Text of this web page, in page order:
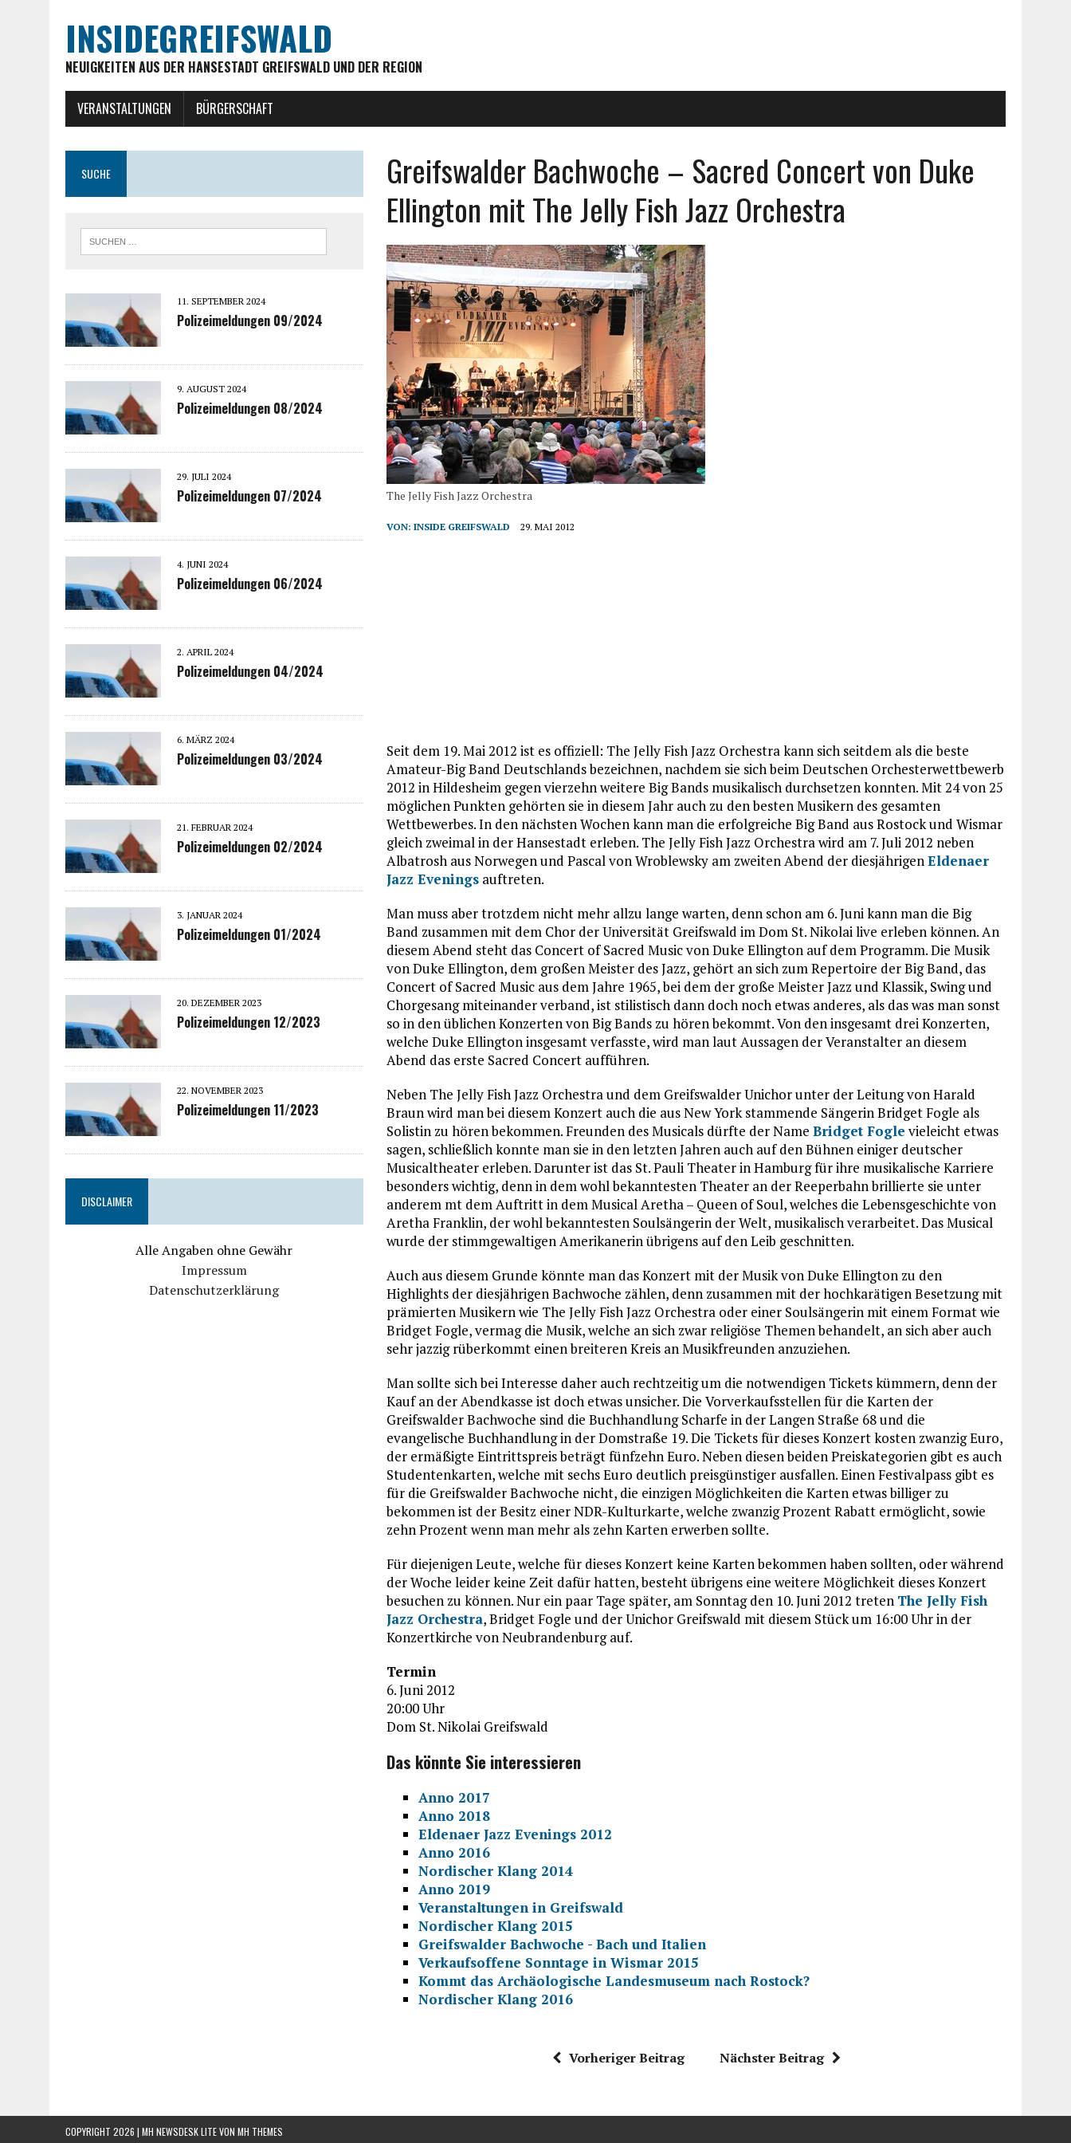
INSIDEGREIFSWALD
NEUIGKEITEN AUS DER HANSESTADT GREIFSWALD UND DER REGION
VERANSTALTUNGEN BÜRGERSCHAFT
Greifswalder Bachwoche – Sacred Concert von Duke
Ellington mit The Jelly Fish Jazz Orchestra
The Jelly Fish Jazz Orchestra
VON:INSIDE GREIFSWALD 29. MAI 2012
Seit dem 19. Mai 2012 ist es offiziell: The Jelly Fish Jazz Orchestra kann sich seitdem als die beste
Amateur-Big Band Deutschlands bezeichnen, nachdem sie sich beim Deutschen Orchesterwettbewerb
2012 in Hildesheim gegen vierzehn weitere Big Bands musikalisch durchsetzen konnten. Mit 24 von 25
möglichen Punkten gehörten sie in diesem Jahr auch zu den besten Musikern des gesamten
Wettbewerbes. In den nächsten Wochen kann man die erfolgreiche Big Band aus Rostock und Wismar
gleich zweimal in der Hansestadt erleben. The Jelly Fish Jazz Orchestra wird am 7. Juli 2012 neben
Albatrosh aus Norwegen und Pascal von Wroblewsky am zweiten Abend der diesjährigenEldenaer
Jazz Evenings auftreten.
Man muss aber trotzdem nicht mehr allzu lange warten, denn schon am 6. Juni kann man die Big
Band zusammen mit dem Chor der Universität Greifswald im Dom St. Nikolai live erleben können. An
diesem Abend steht das Concert of Sacred Music von Duke Ellington auf dem Programm. Die Musik
von Duke Ellington, dem großen Meister des Jazz, gehört an sich zum Repertoire der Big Band, das
Concert of Sacred Music aus dem Jahre 1965, bei dem der große Meister Jazz und Klassik, Swing und
Chorgesang miteinander verband, ist stilistisch dann doch noch etwas anderes, als das was man sonst
so in den üblichen Konzerten von Big Bands zu hören bekommt. Von den insgesamt drei Konzerten,
welche Duke Ellington insgesamt verfasste, wird man laut Aussagen der Veranstalter an diesem
Abend das erste Sacred Concert aufführen.
Neben The Jelly Fish Jazz Orchestra und dem Greifswalder Unichor unter der Leitung von Harald
Braun wird man bei diesem Konzert auch die aus New York stammende Sängerin Bridget Fogle als
Solistin zu hören bekommen. Freunden des Musicals dürfte der NameBridget Fogle vieleicht etwas
sagen, schließlich konnte man sie in den letzten Jahren auch auf den Bühnen einiger deutscher
Musicaltheater erleben. Darunter ist das St. Pauli Theater in Hamburg für ihre musikalische Karriere
besonders wichtig, denn in dem wohl bekanntesten Theater an der Reeperbahn brillierte sie unter
anderem mt dem Auftritt in dem Musical Aretha – Queen of Soul, welches die Lebensgeschichte von
Aretha Franklin, der wohl bekanntesten Soulsängerin der Welt, musikalisch verarbeitet. Das Musical
wurde der stimmgewaltigen Amerikanerin übrigens auf den Leib geschnitten.
Auch aus diesem Grunde könnte man das Konzert mit der Musik von Duke Ellington zu den
Highlights der diesjährigen Bachwoche zählen, denn zusammen mit der hochkarätigen Besetzung mit
prämierten Musikern wie The Jelly Fish Jazz Orchestra oder einer Soulsängerin mit einem Format wie
Bridget Fogle, vermag die Musik, welche an sich zwar religiöse Themen behandelt, an sich aber auch
sehr jazzig rüberkommt einen breiteren Kreis an Musikfreunden anzuziehen.
Man sollte sich bei Interesse daher auch rechtzeitig um die notwendigen Tickets kümmern, denn der
Kauf an der Abendkasse ist doch etwas unsicher. Die Vorverkaufsstellen für die Karten der
Greifswalder Bachwoche sind die Buchhandlung Scharfe in der Langen Straße 68 und die
evangelische Buchhandlung in der Domstraße 19. Die Tickets für dieses Konzert kosten zwanzig Euro,
der ermäßigte Eintrittspreis beträgt fünfzehn Euro. Neben diesen beiden Preiskategorien gibt es auch
Studentenkarten, welche mit sechs Euro deutlich preisgünstiger ausfallen. Einen Festivalpass gibt es
für die Greifswalder Bachwoche nicht, die einzigen Möglichkeiten die Karten etwas billiger zu
bekommen ist der Besitz einer NDR-Kulturkarte, welche zwanzig Prozent Rabatt ermöglicht, sowie
zehn Prozent wenn man mehr als zehn Karten erwerben sollte.
Für diejenigen Leute, welche für dieses Konzert keine Karten bekommen haben sollten, oder während
der Woche leider keine Zeit dafür hatten, besteht übrigens eine weitere Möglichkeit dieses Konzert
besuchen zu können. Nur ein paar Tage später, am Sonntag den 10. Juni 2012 treten The Jelly Fish
Jazz Orchestra, Bridget Fogle und der Unichor Greifswald mit diesem Stück um 16:00 Uhr in der
Konzertkirche von Neubrandenburg auf.
Termin
6. Juni 2012
20:00 Uhr
Dom St. Nikolai Greifswald
Das könnte Sie interessieren
Anno 2017
Anno 2018
Eldenaer Jazz Evenings 2012
Anno 2016
Nordischer Klang 2014
Anno 2019
Veranstaltungen in Greifswald
Nordischer Klang 2015
Greifswalder Bachwoche - Bach und Italien
Verkaufsoffene Sonntage in Wismar 2015
Kommt das Archäologische Landesmuseum nach Rostock?
Nordischer Klang 2016
Vorheriger Beitrag Nächster Beitrag
SUCHE
11. SEPTEMBER 2024
Polizeimeldungen 09/2024
9. AUGUST 2024
Polizeimeldungen 08/2024
29. JULI 2024
Polizeimeldungen 07/2024
4. JUNI 2024
Polizeimeldungen 06/2024
2. APRIL 2024
Polizeimeldungen 04/2024
6. MÄRZ 2024
Polizeimeldungen 03/2024
21. FEBRUAR 2024
Polizeimeldungen 02/2024
3. JANUAR 2024
Polizeimeldungen 01/2024
20. DEZEMBER 2023
Polizeimeldungen 12/2023
22. NOVEMBER 2023
Polizeimeldungen 11/2023
DISCLAIMER
Alle Angaben ohne Gewähr
Impressum
Datenschutzerklärung
COPYRIGHT 2026 | MH NEWSDESK LITE VON MH THEMES